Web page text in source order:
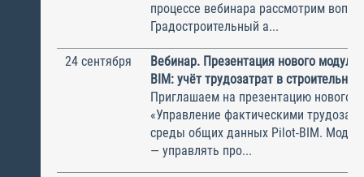
процессе вебинара рассмотрим
Градостроительный а...
24 сентября
Вебинар. Презентация нового модуля
BIM: учёт трудозатрат в
Приглашаем на презентацию нового
«Управление фактическими
среды общих данных Pilot-BIM.
— управлять про...